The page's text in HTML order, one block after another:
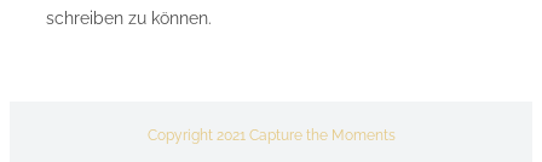
schreiben zu können.
Copyright 2021 Capture the Moments